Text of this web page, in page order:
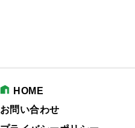
HOME
お問い合わせ